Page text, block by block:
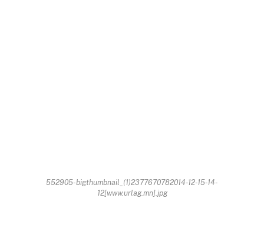
552905-bigthumbnail_(1)2377670782014-12-15-14-
12[www.urlag.mn].jpg